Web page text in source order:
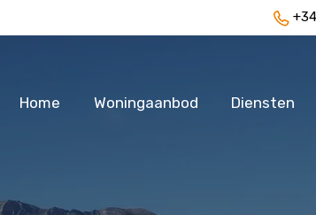
Home Woningaanbod Diensten